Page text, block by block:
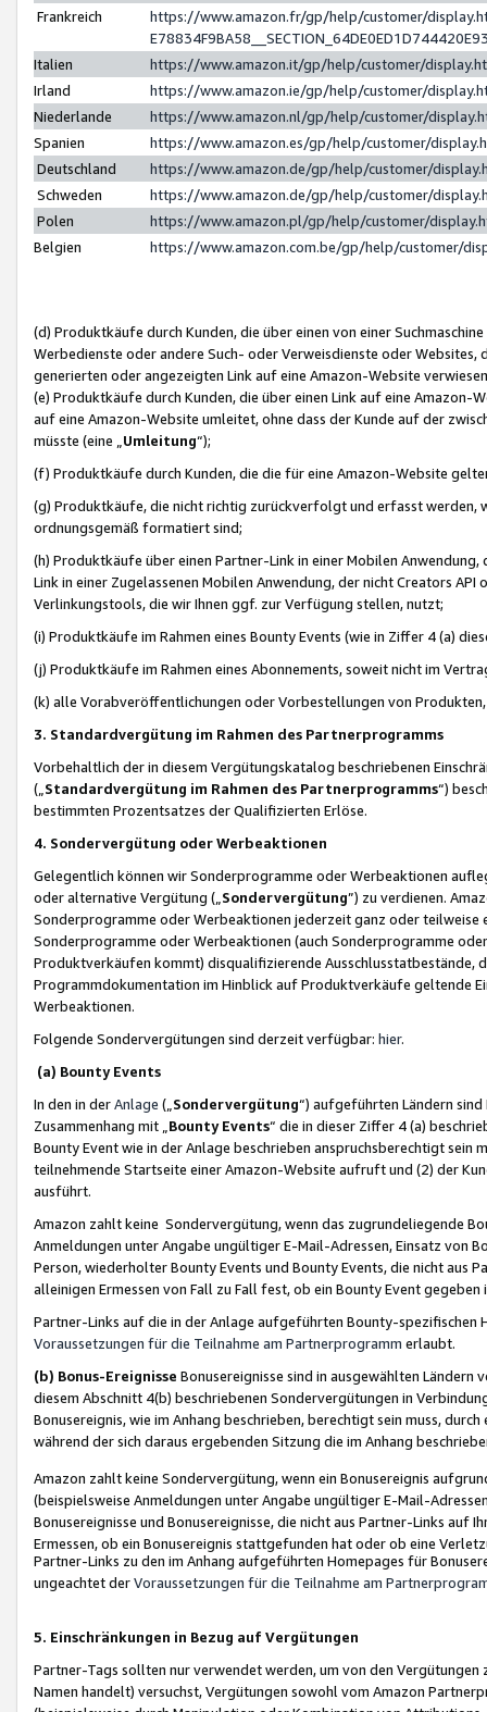
Frankreich
https://www.amazon.fr/gp/help/customer/
Italien
https://www.amazon.it/gp/help/customer/
Irland
https://www.amazon.ie/gp/help/customer/
Niederlande
https://www.amazon.nl/gp/help/customer/
Spanien
https://www.amazon.es/gp/help/customer/
Deutschland
https://www.amazon.de/gp/help/customer/
Schweden
https://www.amazon.de/gp/help/customer/
Polen
https://www.amazon.pl/gp/help/customer/
Belgien
https://www.amazon.com.be/gp/help/customer/
(d) Produktkäufe durch Kunden, die über einen von einer
Werbedienste oder andere Such- oder Verweisdienste oder Websites,
generierten oder angezeigten Link auf eine Amazon-Website
(e) Produktkäufe durch Kunden, die über einen Link auf eine
auf eine Amazon-Website umleitet, ohne dass der Kunde auf der
müsste (eine „ Umleitung“);
(f) Produktkäufe durch Kunden, die die für eine Amazon-Website
(g) Produktkäufe, die nicht richtig zurückverfolgt und erfasst werden,
ordnungsgemäß formatiert sind;
(h) Produktkäufe über einen Partner-Link in einer Mobilen
Link in einer Zugelassenen Mobilen Anwendung, der nicht Creators
Verlinkungstools, die wir Ihnen ggf. zur Verfügung stellen, nutzt;
(i) Produktkäufe im Rahmen eines Bounty Events (wie in Ziffer 4 (a)
(j) Produktkäufe im Rahmen eines Abonnements, soweit nicht im
(k) alle Vorabveröffentlichungen oder Vorbestellungen von
3. Standardvergütung im Rahmen des Partnerprogramms
Vorbehaltlich der in diesem Vergütungskatalog beschriebenen
(„ Standardvergütung im Rahmen des Partnerprogramms“)
bestimmten Prozentsatzes der Qualifizierten Erlöse.
4. Sondervergütung oder Werbeaktionen
Gelegentlich können wir Sonderprogramme oder Werbeaktionen
oder alternative Vergütung („ Sondervergütung”) zu verdienen.
Sonderprogramme oder Werbeaktionen jederzeit ganz oder
Sonderprogramme oder Werbeaktionen (auch Sonderprogramme
Produktverkäufen kommt) disqualifizierende Ausschlusstatbestände,
Programmdokumentation im Hinblick auf Produktverkäufe geltende
Werbeaktionen.
Folgende Sondervergütungen sind derzeit verfügbar: hier.
(a) Bounty Events
In den in derAnlage („ Sondervergütung“) aufgeführten Ländern
Zusammenhang mit „ Bounty Events“ die in dieser Ziffer 4 (a)
Bounty Event wie in der Anlage beschrieben anspruchsberechtigt sein
teilnehmende Startseite einer Amazon-Website aufruft und (2) der
ausführt.
Amazon zahlt keine Sondervergütung, wenn das zugrundeliegende
Anmeldungen unter Angabe ungültiger E-Mail-Adressen, Einsatz von
Person, wiederholter Bounty Events und Bounty Events, die nicht
alleinigen Ermessen von Fall zu Fall fest, ob ein Bounty Event
Partner-Links auf die in der Anlage aufgeführten Bounty-spezifischen
Voraussetzungen für die Teilnahme am Partnerprogramm erlaubt.
(b) Bonus-Ereignisse Bonusereignisse sind in ausgewählten Ländern
diesem Abschnitt 4(b) beschriebenen Sondervergütungen in
Bonusereignis, wie im Anhang beschrieben, berechtigt sein muss,
während der sich daraus ergebenden Sitzung die im Anhang
Amazon zahlt keine Sondervergütung, wenn ein Bonusereignis
(beispielsweise Anmeldungen unter Angabe ungültiger E-Mail-
Bonusereignisse und Bonusereignisse, die nicht aus Partner-Links auf
Ermessen, ob ein Bonusereignis stattgefunden hat oder ob eine
Partner-Links zu den im Anhang aufgeführten Homepages für
ungeachtet derVoraussetzungen für die Teilnahme am
5. Einschränkungen in Bezug auf Vergütungen
Partner-Tags sollten nur verwendet werden, um von den
Namen handelt) versuchst, Vergütungen sowohl vom Amazon